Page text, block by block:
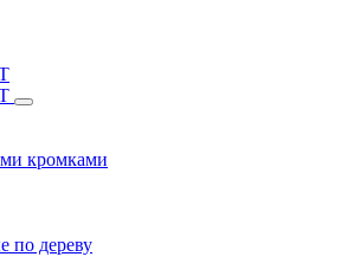
кромками
по дереву